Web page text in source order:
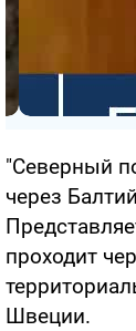
"Северный
через
проходит
Швеции.